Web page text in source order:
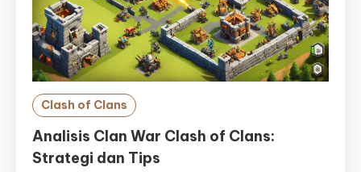
Clash of Clans
Analisis Clan War Clash of Clans:
Strategi dan Tips